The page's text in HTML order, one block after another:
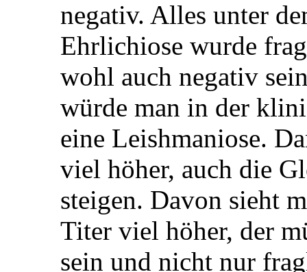
negativ. Alles unter
Ehrlichiose wurde
wohl auch negativ
würde man in der
eine Leishmaniose.
viel höher, auch die
steigen. Davon sieht
Titer viel höher, der
sein und nicht nur